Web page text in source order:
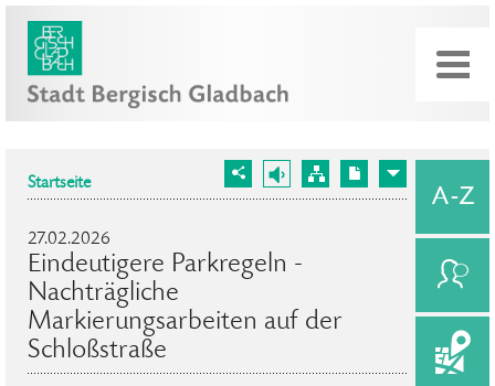
Startseite
27.02.2026
Eindeutigere Parkregeln -
Nachträgliche
Markierungsarbeiten auf der
Schloßstraße